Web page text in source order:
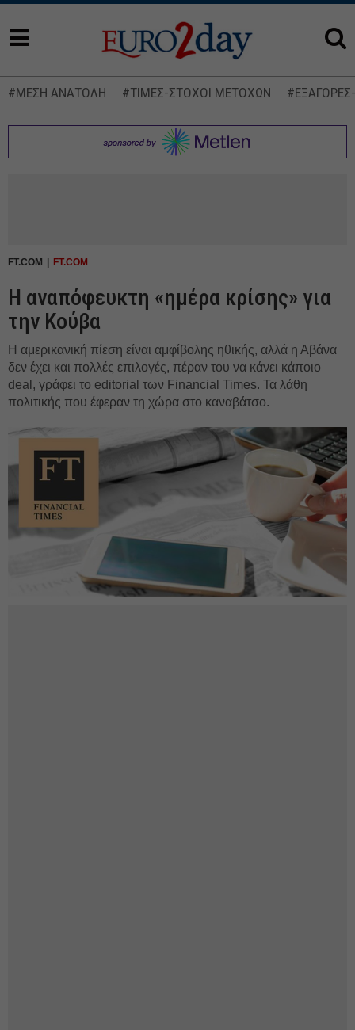
#ΜΕΣΗ ΑΝΑΤΟΛΗ #ΤΙΜΕΣ-ΣΤΟΧΟΙ ΜΕΤΟΧΩΝ
FT.COM FT.COM
Η αναπόφευκτη «ημέρα κρίσης» για
την Κούβα
Η αμερικανική πίεση είναι αμφίβολης ηθικής, αλλά η Αβάνα
δεν έχει και πολλές επιλογές, πέραν του να κάνει κάποιο
deal, γράφει το editorial των Financial Times. Τα λάθη
πολιτικής που έφεραν τη χώρα στο καναβάτσο.